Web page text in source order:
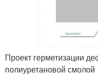
Проект герметизации
полиуретановой смолой